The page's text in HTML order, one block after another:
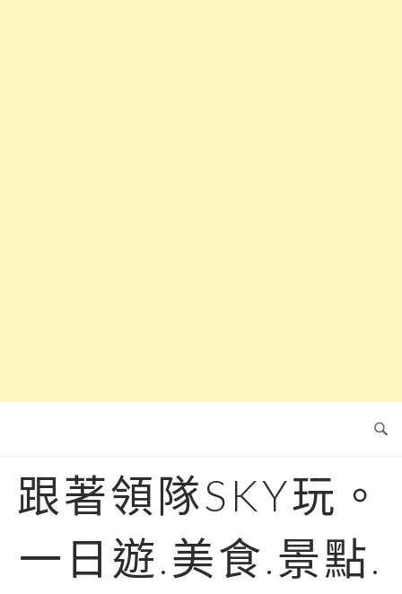
跟著領隊SKY玩。
一日遊.美食.景點.